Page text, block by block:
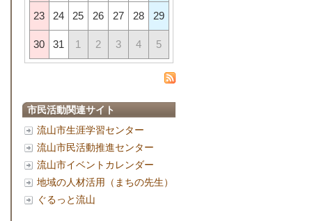
23 24 25 26 27 28 29
30 31 1 2 3 4 5
市民活動関連サイト
流山市生涯学習センター
流山市民活動推進センター
流山市イベントカレンダー
地域の人材活用（まちの先生）
ぐるっと流山